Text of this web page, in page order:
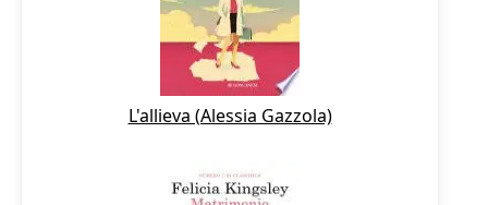
L'allieva (Alessia Gazzola)